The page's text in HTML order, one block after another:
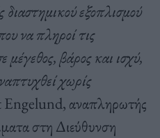
διαστημικού εξοπλισμού
να πληροί τις
μέγεθος, βάρος και ισχύ,
χωρίς
Engelund, αναπληρωτής
στη Διεύθυνση